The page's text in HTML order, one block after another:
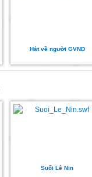
Hát về người GVND
Suối Lê Nin